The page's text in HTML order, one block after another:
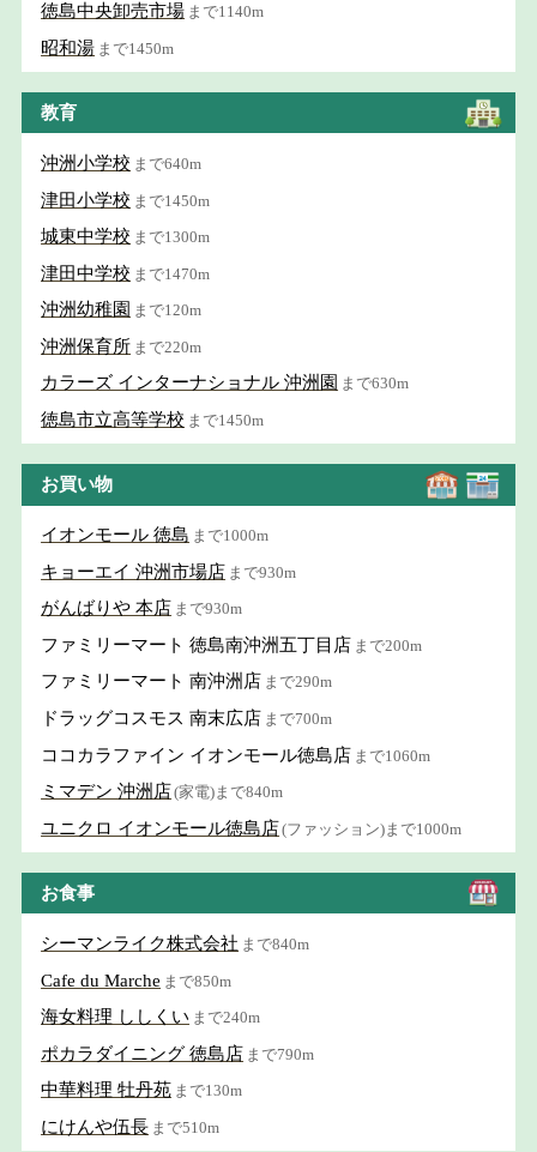
徳島中央卸売市場 まで1140m
昭和湯 まで1450m
教育
沖洲小学校 まで640m
津田小学校 まで1450m
城東中学校 まで1300m
津田中学校 まで1470m
沖洲幼稚園 まで120m
沖洲保育所 まで220m
カラーズ インターナショナル 沖洲園 まで630m
徳島市立高等学校 まで1450m
お買い物
イオンモール 徳島 まで1000m
キョーエイ 沖洲市場店 まで930m
がんばりや 本店 まで930m
ファミリーマート 徳島南沖洲五丁目店 まで200m
ファミリーマート 南沖洲店 まで290m
ドラッグコスモス 南末広店 まで700m
ココカラファイン イオンモール徳島店 まで1060m
ミマデン 沖洲店(家電)まで840m
ユニクロ イオンモール徳島店(ファッション)まで1000m
お食事
シーマンライク株式会社 まで840m
Cafe du Marche まで850m
海女料理 ししくい まで240m
ポカラダイニング 徳島店 まで790m
中華料理 牡丹苑 まで130m
にけんや伍長 まで510m